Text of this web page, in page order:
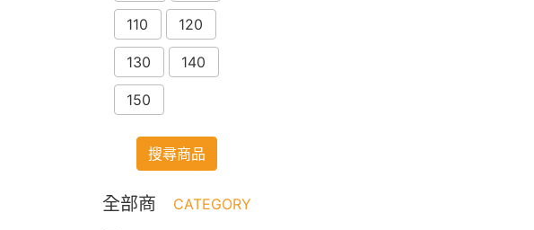
110 120
130 140
150
搜尋商品
全部商
CATEGORY